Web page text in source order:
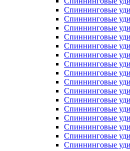
Спиннинговые
Спиннинговые
Спиннинговые
Спиннинговые
Спиннинговые
Спиннинговые
Спиннинговые
Спиннинговые
Спиннинговые
Спиннинговые
Спиннинговые
Спиннинговые
Спиннинговые
Спиннинговые
Спиннинговые
Спиннинговые